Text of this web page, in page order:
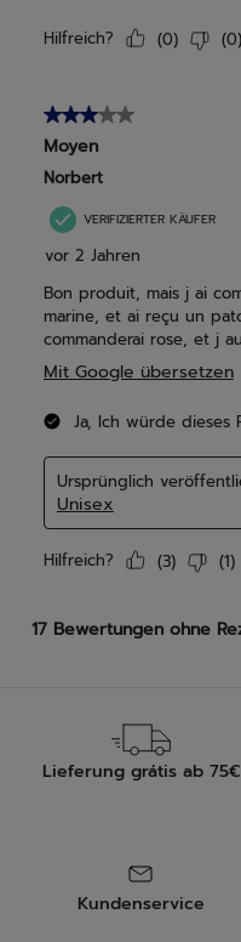
Lieferung grátis ab 75€
Kundenservice